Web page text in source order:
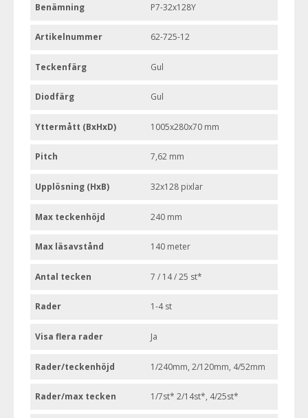
Benämning P7-32x128Y
Artikelnummer 62-725-12
Teckenfärg Gul
Diodfärg Gul
Yttermått (BxHxD) 1005x280x70 mm
Pitch 7,62 mm
Upplösning (HxB) 32x128 pixlar
Max teckenhöjd 240 mm
Max läsavstånd 140 meter
Antal tecken 7 / 14 / 25 st*
Rader 1-4 st
Visa flera rader Ja
Rader/teckenhöjd 1/240mm, 2/120mm, 4/52mm
Rader/max tecken 1/7st* 2/14st*, 4/25st*